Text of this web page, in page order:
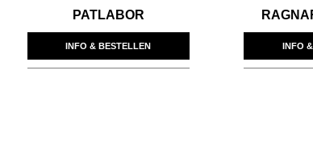
PATLABOR
INFO & BESTELLEN INFO